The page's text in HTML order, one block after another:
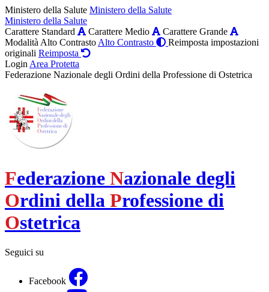
Ministero della Salute Ministero della Salute
Ministero della Salute
Carattere Standard
Carattere Medio
Carattere Grande
Modalità Alto Contrasto Alto Contrasto
Reimposta impostazioni
originali Reimposta
Login Area Protetta
Federazione Nazionale degli Ordini della Professione di Ostetrica
Federazione Nazionale degli
Ordini della Professione di
Ostetrica
Seguici su
Facebook